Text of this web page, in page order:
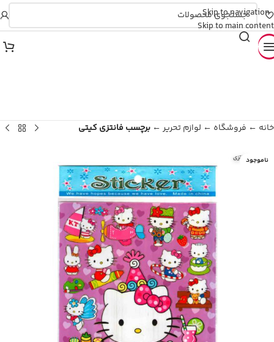
Skip to navigation
Skip to main content
💥 ۴ قسطه، بدون کارمزد
💎 تارا و دیجی‌پی (تایید آنی)
خانه ← فروشگاه ← لوازم تحریر ← برچسب فانتزی کیتی
ناموجود